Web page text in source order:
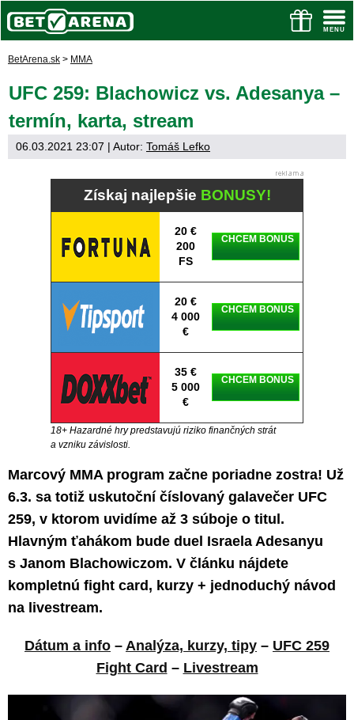
BetArena.sk > MMA
UFC 259: Blachowicz vs. Adesanya –
termín, karta, stream
06.03.2021 23:07 | Autor: Tomáš Lefko
Získaj najlepšie BONUSY!
20 €
200
FS
CHCEM BONUS
20 €
4 000
€
CHCEM BONUS
35 €
5 000
€
CHCEM BONUS
18+ Hazardné hry predstavujú riziko finančných strát
a vzniku závislosti.
Marcový MMA program začne poriadne zostra! Už
6.3. sa totiž uskutoční číslovaný galavečer UFC
259, v ktorom uvidíme až 3 súboje o titul.
Hlavným ťahákom bude duel Israela Adesanyu
s Janom Blachowiczom. V článku nájdete
kompletnú fight card, kurzy + jednoduchý návod
na livestream.
Dátum a info – Analýza, kurzy, tipy – UFC 259
Fight Card – Livestream